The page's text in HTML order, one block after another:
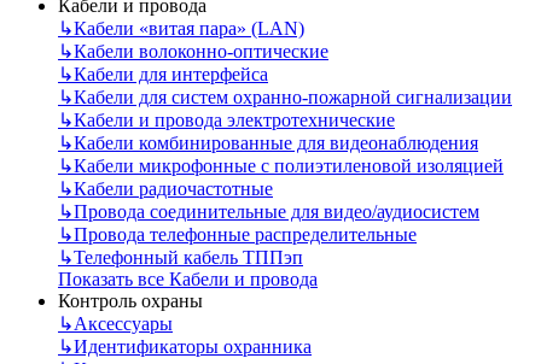
Кабели и провода
↳Кабели «витая пара» (LAN)
↳Кабели волоконно-оптические
↳Кабели для интерфейса
↳Кабели для систем охранно-пожарной сигнализации
↳Кабели и провода электротехнические
↳Кабели комбинированные для видеонаблюдения
↳Кабели микрофонные с полиэтиленовой изоляцией
↳Кабели радиочастотные
↳Провода соединительные для видео/аудиосистем
↳Провода телефонные распределительные
↳Телефонный кабель ТППэп
Показать все Кабели и провода
Контроль охраны
↳Аксессуары
↳Идентификаторы охранника